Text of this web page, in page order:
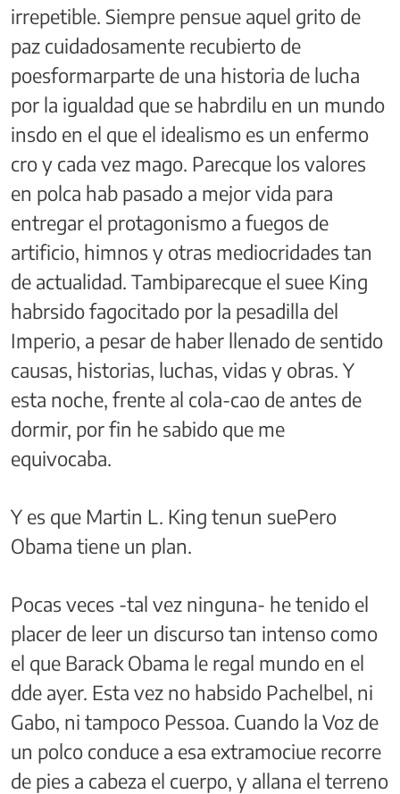
irrepetible. Siempre pensue aquel grito de
paz cuidadosamente recubierto de
poesformarparte de una historia de lucha
por la igualdad que se habrdilu en un mundo
insdo en el que el idealismo es un enfermo
cro y cada vez mago. Parecque los valores
en polca hab pasado a mejor vida para
entregar el protagonismo a fuegos de
artificio, himnos y otras mediocridades tan
de actualidad. Tambiparecque el suee King
habrsido fagocitado por la pesadilla del
Imperio, a pesar de haber llenado de sentido
causas, historias, luchas, vidas y obras. Y
esta noche, frente al cola-cao de antes de
dormir, por fin he sabido que me
equivocaba.
Y es que Martin L. King tenun suePero
Obama tiene un plan.
Pocas veces -tal vez ninguna- he tenido el
placer de leer un discurso tan intenso como
el que Barack Obama le regal mundo en el
dde ayer. Esta vez no habsido Pachelbel, ni
Gabo, ni tampoco Pessoa. Cuando la Voz de
un polco conduce a esa extramociue recorre
de pies a cabeza el cuerpo, y allana el terreno